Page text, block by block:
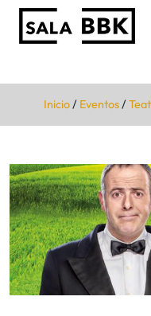
Inicio/ Eventos/